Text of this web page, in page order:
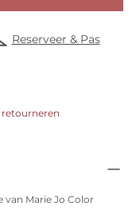
Reserveer & Pas
retourneren
van Marie Jo Color